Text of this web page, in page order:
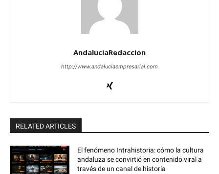
AndaluciaRedaccion
http://www.andaluciaempresarial.com
RELATED ARTICLES
El fenómeno Intrahistoria: cómo la cultura
andaluza se convirtió en contenido viral a
través de un canal de historia